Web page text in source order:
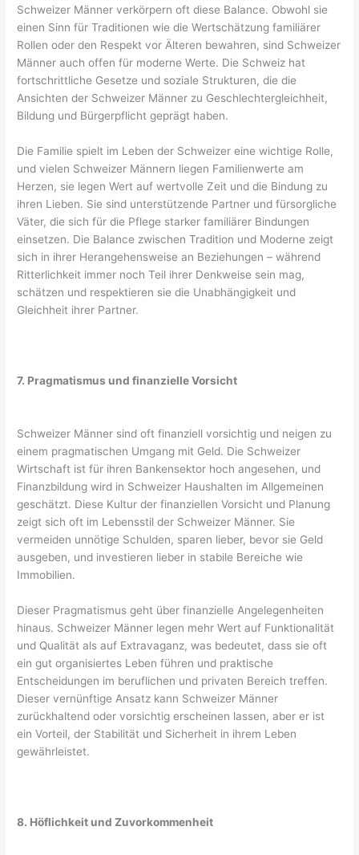
Schweizer Männer verkörpern oft diese Balance. Obwohl sie
einen Sinn für Traditionen wie die Wertschätzung familiärer
Rollen oder den Respekt vor Älteren bewahren, sind Schweizer
Männer auch offen für moderne Werte. Die Schweiz hat
fortschrittliche Gesetze und soziale Strukturen, die die
Ansichten der Schweizer Männer zu Geschlechtergleichheit,
Bildung und Bürgerpflicht geprägt haben.
Die Familie spielt im Leben der Schweizer eine wichtige Rolle,
und vielen Schweizer Männern liegen Familienwerte am
Herzen, sie legen Wert auf wertvolle Zeit und die Bindung zu
ihren Lieben. Sie sind unterstützende Partner und fürsorgliche
Väter, die sich für die Pflege starker familiärer Bindungen
einsetzen. Die Balance zwischen Tradition und Moderne zeigt
sich in ihrer Herangehensweise an Beziehungen – während
Ritterlichkeit immer noch Teil ihrer Denkweise sein mag,
schätzen und respektieren sie die Unabhängigkeit und
Gleichheit ihrer Partner.
7. Pragmatismus und finanzielle Vorsicht
Schweizer Männer sind oft finanziell vorsichtig und neigen zu
einem pragmatischen Umgang mit Geld. Die Schweizer
Wirtschaft ist für ihren Bankensektor hoch angesehen, und
Finanzbildung wird in Schweizer Haushalten im Allgemeinen
geschätzt. Diese Kultur der finanziellen Vorsicht und Planung
zeigt sich oft im Lebensstil der Schweizer Männer. Sie
vermeiden unnötige Schulden, sparen lieber, bevor sie Geld
ausgeben, und investieren lieber in stabile Bereiche wie
Immobilien.
Dieser Pragmatismus geht über finanzielle Angelegenheiten
hinaus. Schweizer Männer legen mehr Wert auf Funktionalität
und Qualität als auf Extravaganz, was bedeutet, dass sie oft
ein gut organisiertes Leben führen und praktische
Entscheidungen im beruflichen und privaten Bereich treffen.
Dieser vernünftige Ansatz kann Schweizer Männer
zurückhaltend oder vorsichtig erscheinen lassen, aber er ist
ein Vorteil, der Stabilität und Sicherheit in ihrem Leben
gewährleistet.
8. Höflichkeit und Zuvorkommenheit